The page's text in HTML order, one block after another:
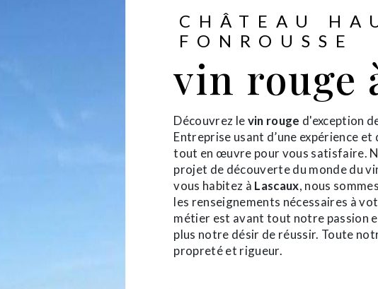
CHÂTEAU
FONROUSSE
vin rouge
Découvrez levin rouge d'exception
Entreprise usant d’une expérience
tout en œuvre pour vous satisfaire.
projet de découverte du monde du
vous habitez à Lascaux, nous
les renseignements nécessaires à
métier est avant tout notre passion
plus notre désir de réussir. Toute
propreté et rigueur.